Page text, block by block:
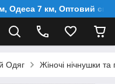
Одеса 7 км, Оптовий
Одяг Жіночі нічнушки